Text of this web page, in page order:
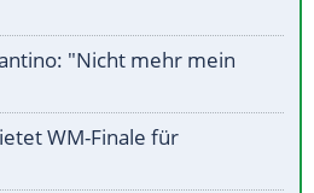
"Nicht mehr mein
WM-Finale für